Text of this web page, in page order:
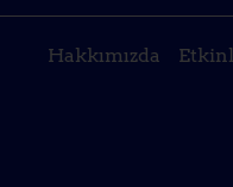
Hakkımızda